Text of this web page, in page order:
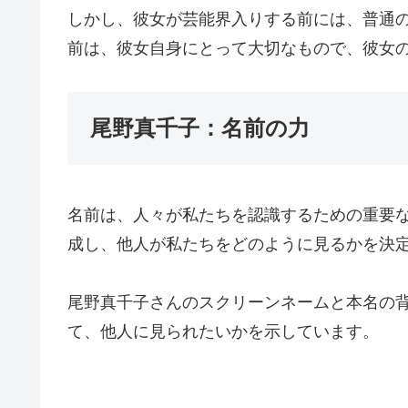
しかし、彼女が芸能界入りする前には、普
前は、彼女自身にとって大切なもので、彼女
尾野真千子：名前の力
名前は、人々が私たちを認識するための重要
成し、他人が私たちをどのように見るかを決
尾野真千子さんのスクリーンネームと本名の
て、他人に見られたいかを示しています。